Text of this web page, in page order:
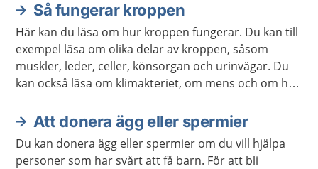
Så fungerar kroppen
Här kan du läsa om hur kroppen fungerar. Du kan till
exempel läsa om olika delar av kroppen, såsom
muskler, leder, celler, könsorgan och urinvägar. Du
kan också läsa om klimakteriet, om mens och om hur
Att donera ägg eller spermier
Du kan donera ägg eller spermier om du vill hjälpa
personer som har svårt att få barn. För att bli